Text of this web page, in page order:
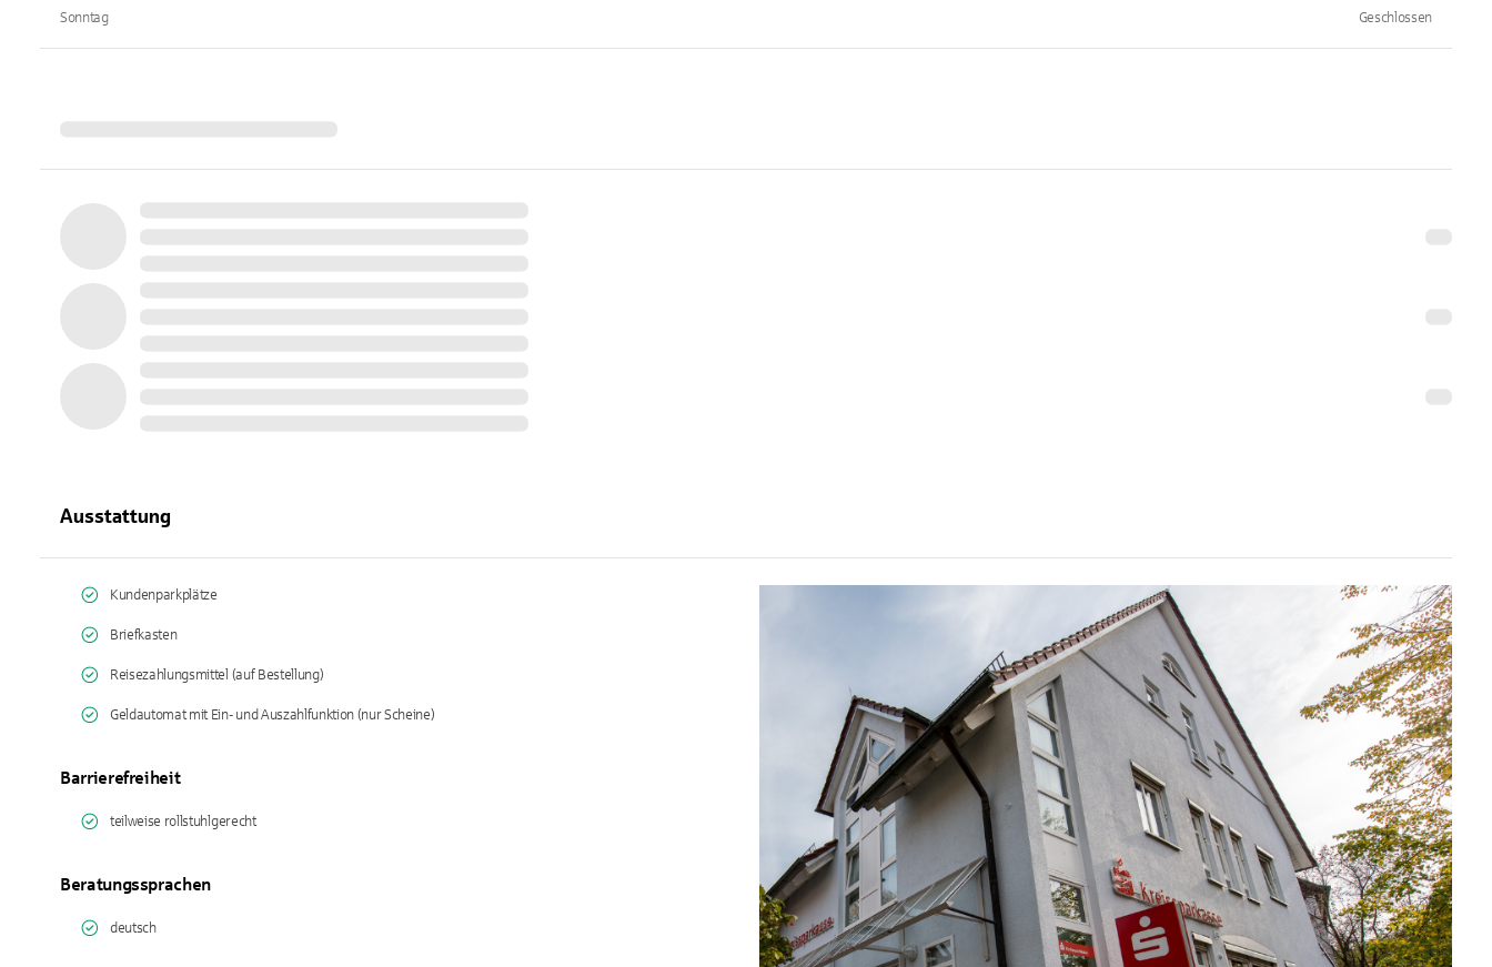
Sonntag Geschlossen
Ausstattung
Kundenparkplätze
Briefkasten
Reisezahlungsmittel (auf Bestellung)
Geldautomat mit Ein- und Auszahlfunktion (nur Scheine)
Barrierefreiheit
teilweise rollstuhlgerecht
Beratungssprachen
deutsch